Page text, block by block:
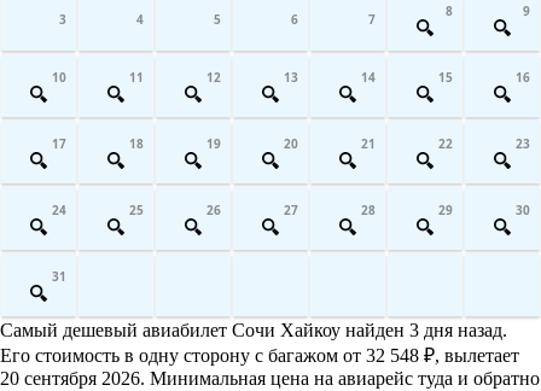
3 4 5 6 7 8 9
10 11 12 13 14 15 16
17 18 19 20 21 22 23
24 25 26 27 28 29 30
31
Самый дешевый авиабилет Сочи Хайкоу найден 3 дня назад.
Его стоимость в одну сторону с багажом от 32 548 ₽, вылетает
20 сентября 2026. Минимальная цена на авиарейс туда и обратно